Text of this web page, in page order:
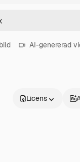
AI-genererad
Licens